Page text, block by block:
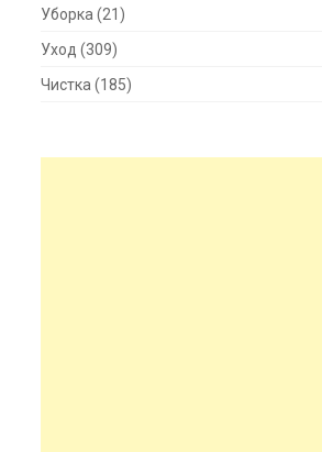
Уборка (21)
Уход (309)
Чистка (185)